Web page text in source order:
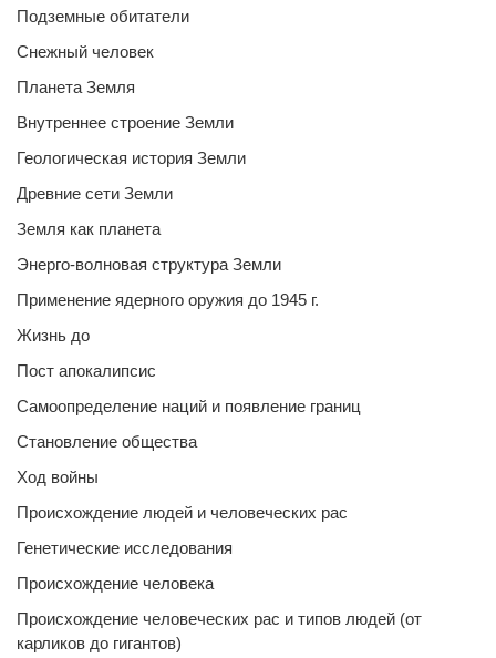
Подземные обитатели
Снежный человек
Планета Земля
Внутреннее строение Земли
Геологическая история Земли
Древние сети Земли
Земля как планета
Энерго-волновая структура Земли
Применение ядерного оружия до 1945 г.
Жизнь до
Пост апокалипсис
Самоопределение наций и появление границ
Становление общества
Ход войны
Происхождение людей и человеческих рас
Генетические исследования
Происхождение человека
Происхождение человеческих рас и типов людей (от
карликов до гигантов)